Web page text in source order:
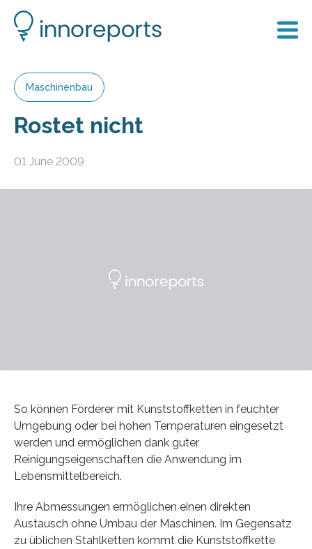
Maschinenbau
Rostet nicht
01 June 2009
So können Förderer mit Kunststoffketten in feuchter
Umgebung oder bei hohen Temperaturen eingesetzt
werden und ermöglichen dank guter
Reinigungseigenschaften die Anwendung im
Lebensmittelbereich.
Ihre Abmessungen ermöglichen einen direkten
Austausch ohne Umbau der Maschinen. Im Gegensatz
zu üblichen Stahlketten kommt die Kunststoffkette